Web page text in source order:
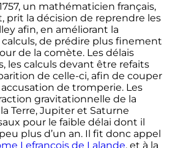
un mathématicien français,
prit la décision de reprendre les
afin, en améliorant la
de prédire plus finement
de la comète. Les délais
les calculs devant être refaits
de celle-ci, afin de couper
de tromperie. Les
gravitationnelle de la
Terre, Jupiter et Saturne
pour le faible délai dont il
plus d’un an. Il fit donc appel
Lefrançois de Lalande, et à la